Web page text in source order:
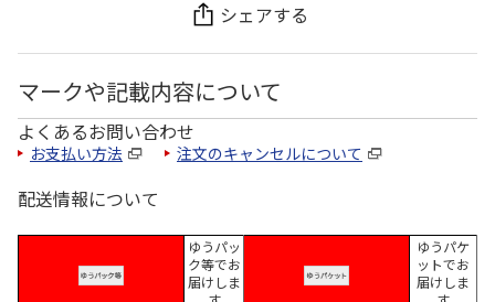
シェアする
マークや記載内容について
よくあるお問い合わせ
お支払い方法 注文のキャンセルについて
配送情報について
ゆうパッ
ク等でお
届けしま
ゆうパケ
ットでお
届けしま